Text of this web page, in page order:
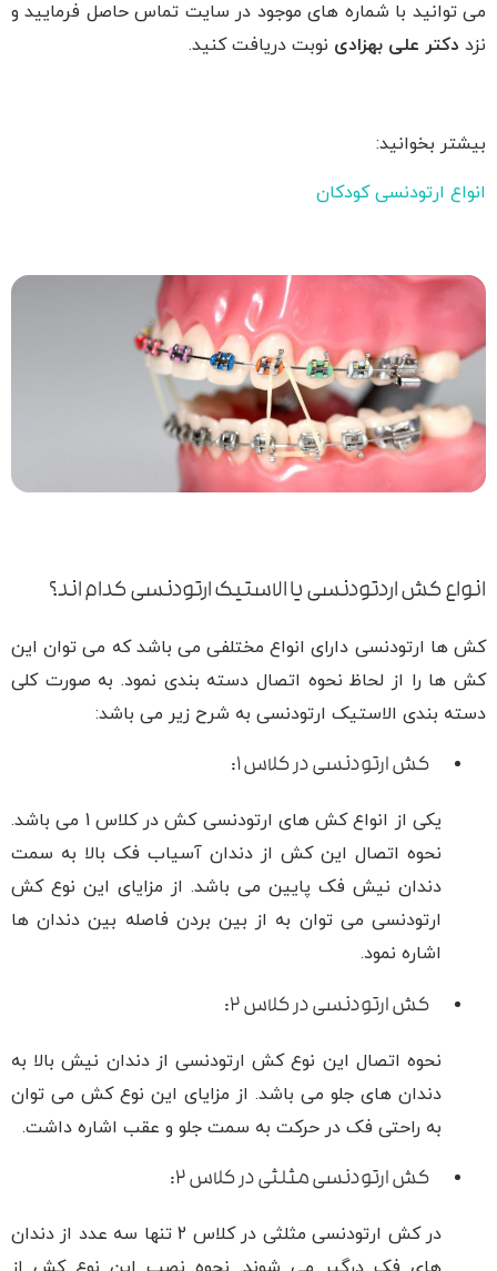
می توانید با شماره های موجود در سایت تماس حاصل فرمایید و
نزد دکتر علی بهزادی نوبت دریافت کنید.
بیشتر بخوانید:
انواع ارتودنسی کودکان
انواع کش اردتودنسی یا الاستیک ارتودنسی کدام اند؟
کش ها ارتودنسی دارای انواع مختلفی می باشد که می توان این
کش ها را از لحاظ نحوه اتصال دسته بندی نمود. به صورت کلی
دسته بندی الاستیک ارتودنسی به شرح زیر می باشد:
کش ارتودنسی در کلاس ۱:
یکی از انواع کش های ارتودنسی کش در کلاس 1 می باشد.
نحوه اتصال این کش از دندان آسیاب فک بالا به سمت
دندان نیش فک پایین می باشد. از مزایای این نوع کش
ارتودنسی می توان به از بین بردن فاصله بین دندان ها
اشاره نمود.
کش ارتودنسی در کلاس ۲:
نحوه اتصال این نوع کش ارتودنسی از دندان نیش بالا به
دندان‌ های جلو می باشد. از مزایای این نوع کش می توان
به راحتی فک در حرکت به سمت جلو و عقب اشاره داشت.
کش ارتودنسی مثلثی در کلاس ۲:
در کش ارتودنسی مثلثی در کلاس 2 تنها سه عدد از دندان